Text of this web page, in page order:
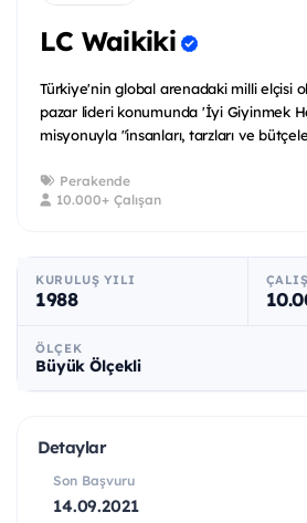
LC Waikiki
Türkiye'nin global arenadaki milli elçisi
pazar lideri konumunda 'İyi Giyinmek
misyonuyla "insanları, tarzları ve
Perakende
10.000+ Çalışan
KURULUŞ YILI
1988
ÖLÇEK
Büyük Ölçekli
Detaylar
Son Başvuru
14.09.2021